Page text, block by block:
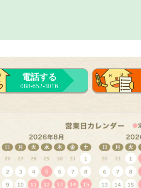
電話する
088-652-3016